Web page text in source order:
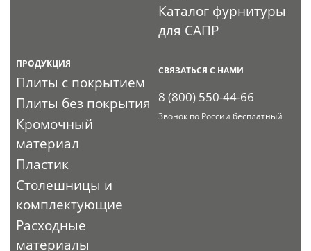
Каталог фурнитуры
для САПР
ПРОДУКЦИЯ
Плиты с покрытием
Плиты без покрытия
Кромочный
материал
Пластик
Столешницы и
комплектующие
Расходные
материалы
СВЯЗАТЬСЯ С НАМИ
8 (800) 550-44-66
Звонок по России бесплатный